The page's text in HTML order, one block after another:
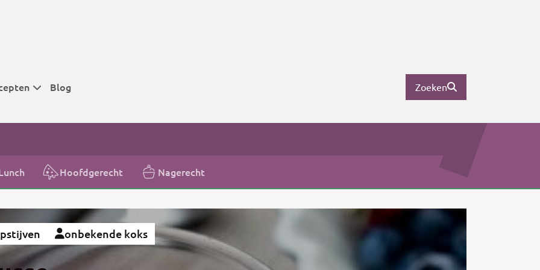
tijden
tijden
Blog Zoeken
Hoofdgerecht Nagerecht
onbekende koks